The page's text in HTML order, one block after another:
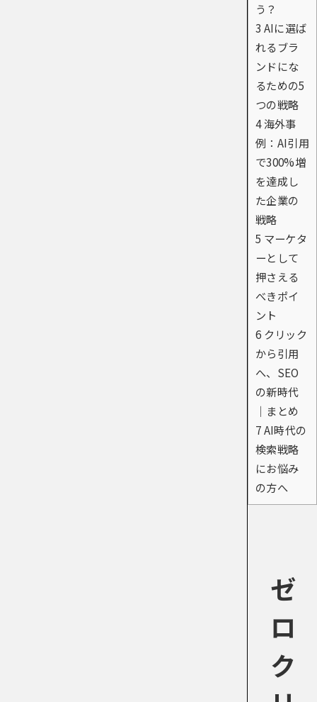
う？
3 AIに選ば
れるブラ
ンドにな
るための5
つの戦略
4海外事
例：AI引用
で300%増
を達成し
た企業の
戦略
5 マーケタ
ーとして
押さえる
べきポイ
ント
6 クリック
から引用
へ、SEO
の新時代
｜まとめ
7AI時代の
検索戦略
にお悩み
の方へ
ゼ
ロ
ク